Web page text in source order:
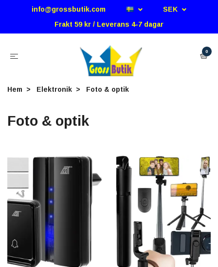
info@grossbutik.com
SEK
Frakt 59 kr / Leverans 4-7 dagar
0
Hem Elektronik Foto & optik
Foto & optik